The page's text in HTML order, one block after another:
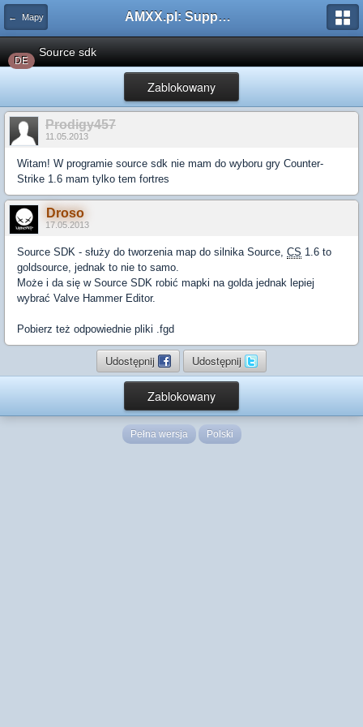
← Mapy AMXX.pl: Support AMX Mod X i SourceMod
DE
Source sdk
Zablokowany
Prodigy457
11.05.2013
Witam! W programie source sdk nie mam do wyboru gry Counter-
Strike 1.6 mam tylko tem fortres
Droso
17.05.2013
Source SDK - służy do tworzenia map do silnika Source, CS 1.6 to
goldsource, jednak to nie to samo.
Może i da się w Source SDK robić mapki na golda jednak lepiej
wybrać Valve Hammer Editor.
Pobierz też odpowiednie pliki .fgd
Udostępnij Udostępnij
Zablokowany
Pełna wersja Polski